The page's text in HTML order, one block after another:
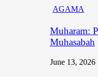
AGAMA
Muharam:
Muhasabah
June 13, 2026